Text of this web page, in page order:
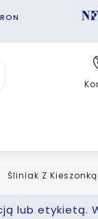
Śliniak Z
lub etykietą.